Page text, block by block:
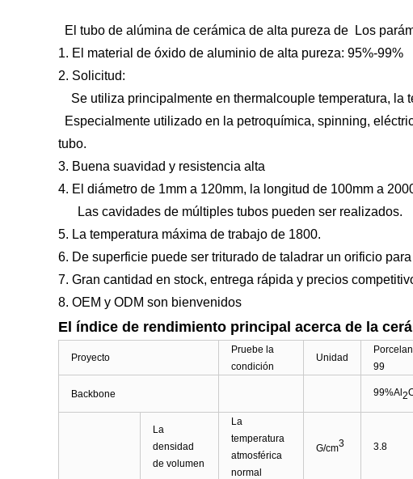
El tubo de alúmina de cerámica de alta pureza de Los
1. El material de óxido de aluminio de alta pureza: 95%-99%
2. Solicitud:
Se utiliza principalmente en thermalcouple temperatura,
Especialmente utilizado en la petroquímica, spinning,
tubo.
3. Buena suavidad y resistencia alta
4. El diámetro de 1mm a 120mm, la longitud de 100mm a
Las cavidades de múltiples tubos pueden ser realizados.
5. La temperatura máxima de trabajo de 1800.
6. De superficie puede ser triturado de taladrar un orificio
7. Gran cantidad en stock, entrega rápida y precios
8. OEM y ODM son bienvenidos
El índice de rendimiento principal acerca de la
Proyecto
Pruebe la
condición
Unidad
99
Backbone 99%Al 2
La
densidad
de volumen
La
temperatura
atmosférica
normal
G/cm3 3.8